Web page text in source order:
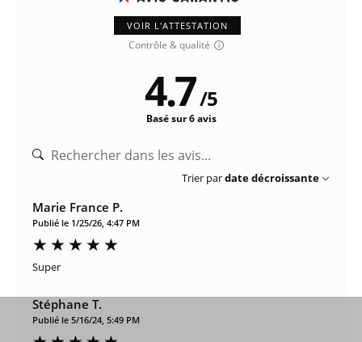
VOIR L'ATTESTATION
Contrôle & qualité
4.7/5
Basé sur 6 avis
Trier pardate décroissante
Marie France P.
Publié le 1/25/26, 4:47 PM
Super
Stéphane T.
Publié le 5/16/24, 5:49 PM